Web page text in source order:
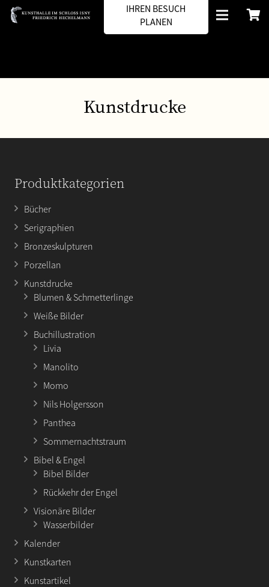
IHREN BESUCH
PLANEN
Kunstdrucke
Produktkategorien
Bücher
Serigraphien
Bronzeskulpturen
Porzellan
Kunstdrucke
Blumen & Schmetterlinge
Weiße Bilder
Buchillustration
Livia
Manolito
Momo
Nils Holgersson
Panthea
Sommernachtstraum
Bibel & Engel
Bibel Bilder
Rückkehr der Engel
Visionäre Bilder
Wasserbilder
Kalender
Kunstkarten
Kunstartikel